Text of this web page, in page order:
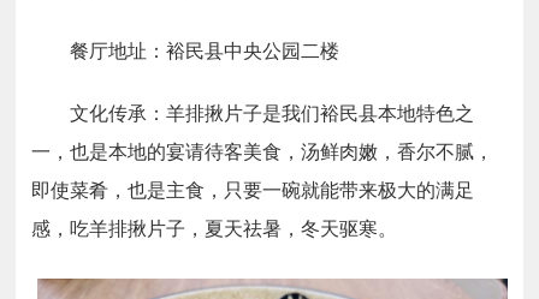
餐厅地址：裕民县中央公园二楼
文化传承：羊排揪片子是我们裕民县本地特色之
一，也是本地的宴请待客美食，汤鲜肉嫩，香尔不腻，
即使菜肴，也是主食，只要一碗就能带来极大的满足
感，吃羊排揪片子，夏天祛暑，冬天驱寒。